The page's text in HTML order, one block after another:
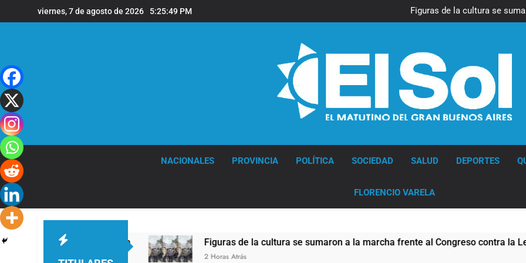
al
viernes, 7 de agosto de 2026 5:25:50 PM
Figuras de la cultura se
Nueva jornada negativa
Figuras de la cultura se
Nueva jornada negativa
en Wall Street y el
Jorge Macri condenó los
NACIONALES PROVINCIA POLÍTICA SOCIEDAD SALUD DEPORTES
FLORENCIO VARELA
XIV a la Argentina Figuras de la cultura se sumaron a la marcha frente al Congreso contra la Ley de
2 Horas Atrás